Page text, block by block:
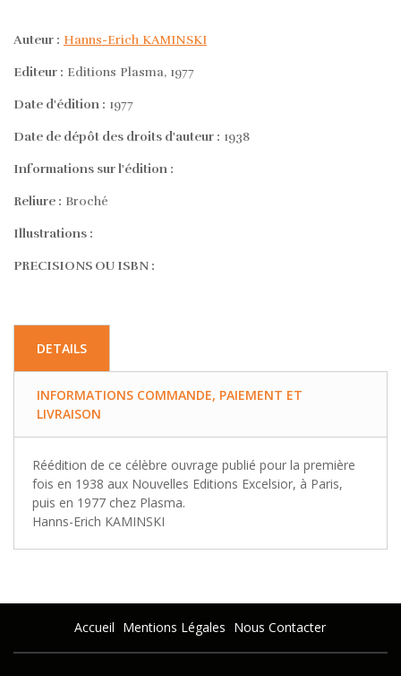
Auteur : Hanns-Erich KAMINSKI
Editeur : Editions Plasma, 1977
Date d'édition : 1977
Date de dépôt des droits d'auteur : 1938
Informations sur l'édition :
Reliure : Broché
Illustrations :
PRECISIONS OU ISBN :
DETAILS
INFORMATIONS COMMANDE, PAIEMENT ET
LIVRAISON
Réédition de ce célèbre ouvrage publié pour la première
fois en 1938 aux Nouvelles Editions Excelsior, à Paris,
puis en 1977 chez Plasma.
Hanns-Erich KAMINSKI
Accueil Mentions Légales Nous Contacter